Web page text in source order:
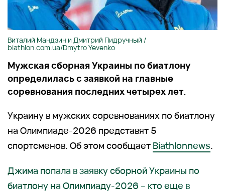
Виталий Мандзин и Дмитрий Пидручный /
biathlon.com.ua/Dmytro Yevenko
Мужская сборная Украины по биатлону
определилась с заявкой на главные
соревнования последних четырех лет.
Украину в мужских соревнованиях по биатлону
на Олимпиаде-2026 представят 5
спортсменов. Об этом сообщает Biathlonnews.
Джима попала в заявку сборной Украины по
биатлону на Олимпиаду-2026 – кто еще в